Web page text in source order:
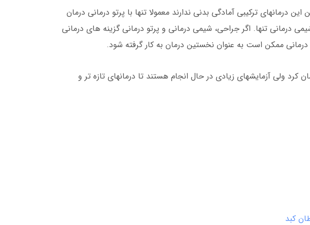
درمانهای ترکیبی آمادگی بدنی ندارند معمولا تنها با پرتو درمانی درمان
درمانی تنها. اگر جراحی، شیمی درمانی و پرتو درمانی گزینه های درمانی
درمانی ممکن است به عنوان نخستین درمان به کار گرفته شود.
کرد ولی آزمایشهای زیادی در حال انجام هستند تا درمانهای تازه تر و
کبد